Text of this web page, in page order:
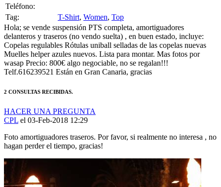
Teléfono:
Tag:
T-Shirt, Women, Top
Hola; se vende suspensión PTS completa, amortiguadores
delanteros y traseros (no vendo suelta) , en buen estado, incluye:
Copelas regulables Rótulas uniball selladas de las copelas nuevas
Muelles helper azules nuevos. Lista para montar. Mas fotos por
wasap Precio: 800€ algo negociable, no se regalan!!!
Telf.616239521 Están en Gran Canaria, gracias
2 CONSULTAS RECIBIDAS.
HACER UNA PREGUNTA
CPL el 03-Feb-2018 12:29
Foto amortiguadores traseros. Por favor, si realmente no interesa , no
hagan perder el tiempo, gracias!